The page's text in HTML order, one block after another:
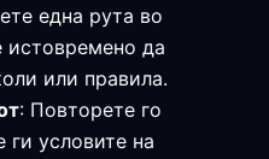
една рута во
истовремено да
или правила.
: Повторете го
ги условите на